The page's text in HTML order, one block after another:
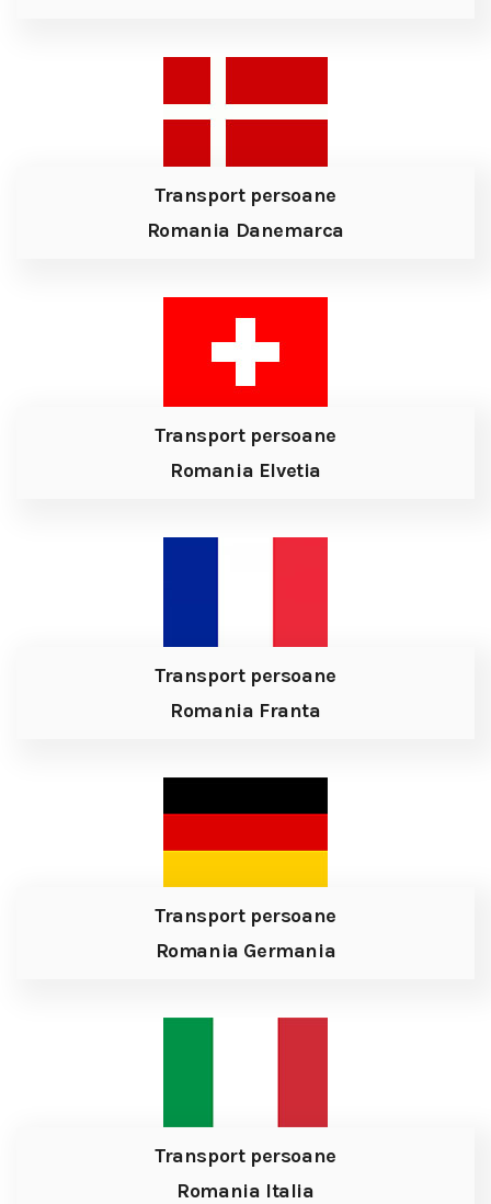
Transport persoane
Romania Danemarca
Transport persoane
Romania Elvetia
Transport persoane
Romania Franta
Transport persoane
Romania Germania
Transport persoane
Romania Italia